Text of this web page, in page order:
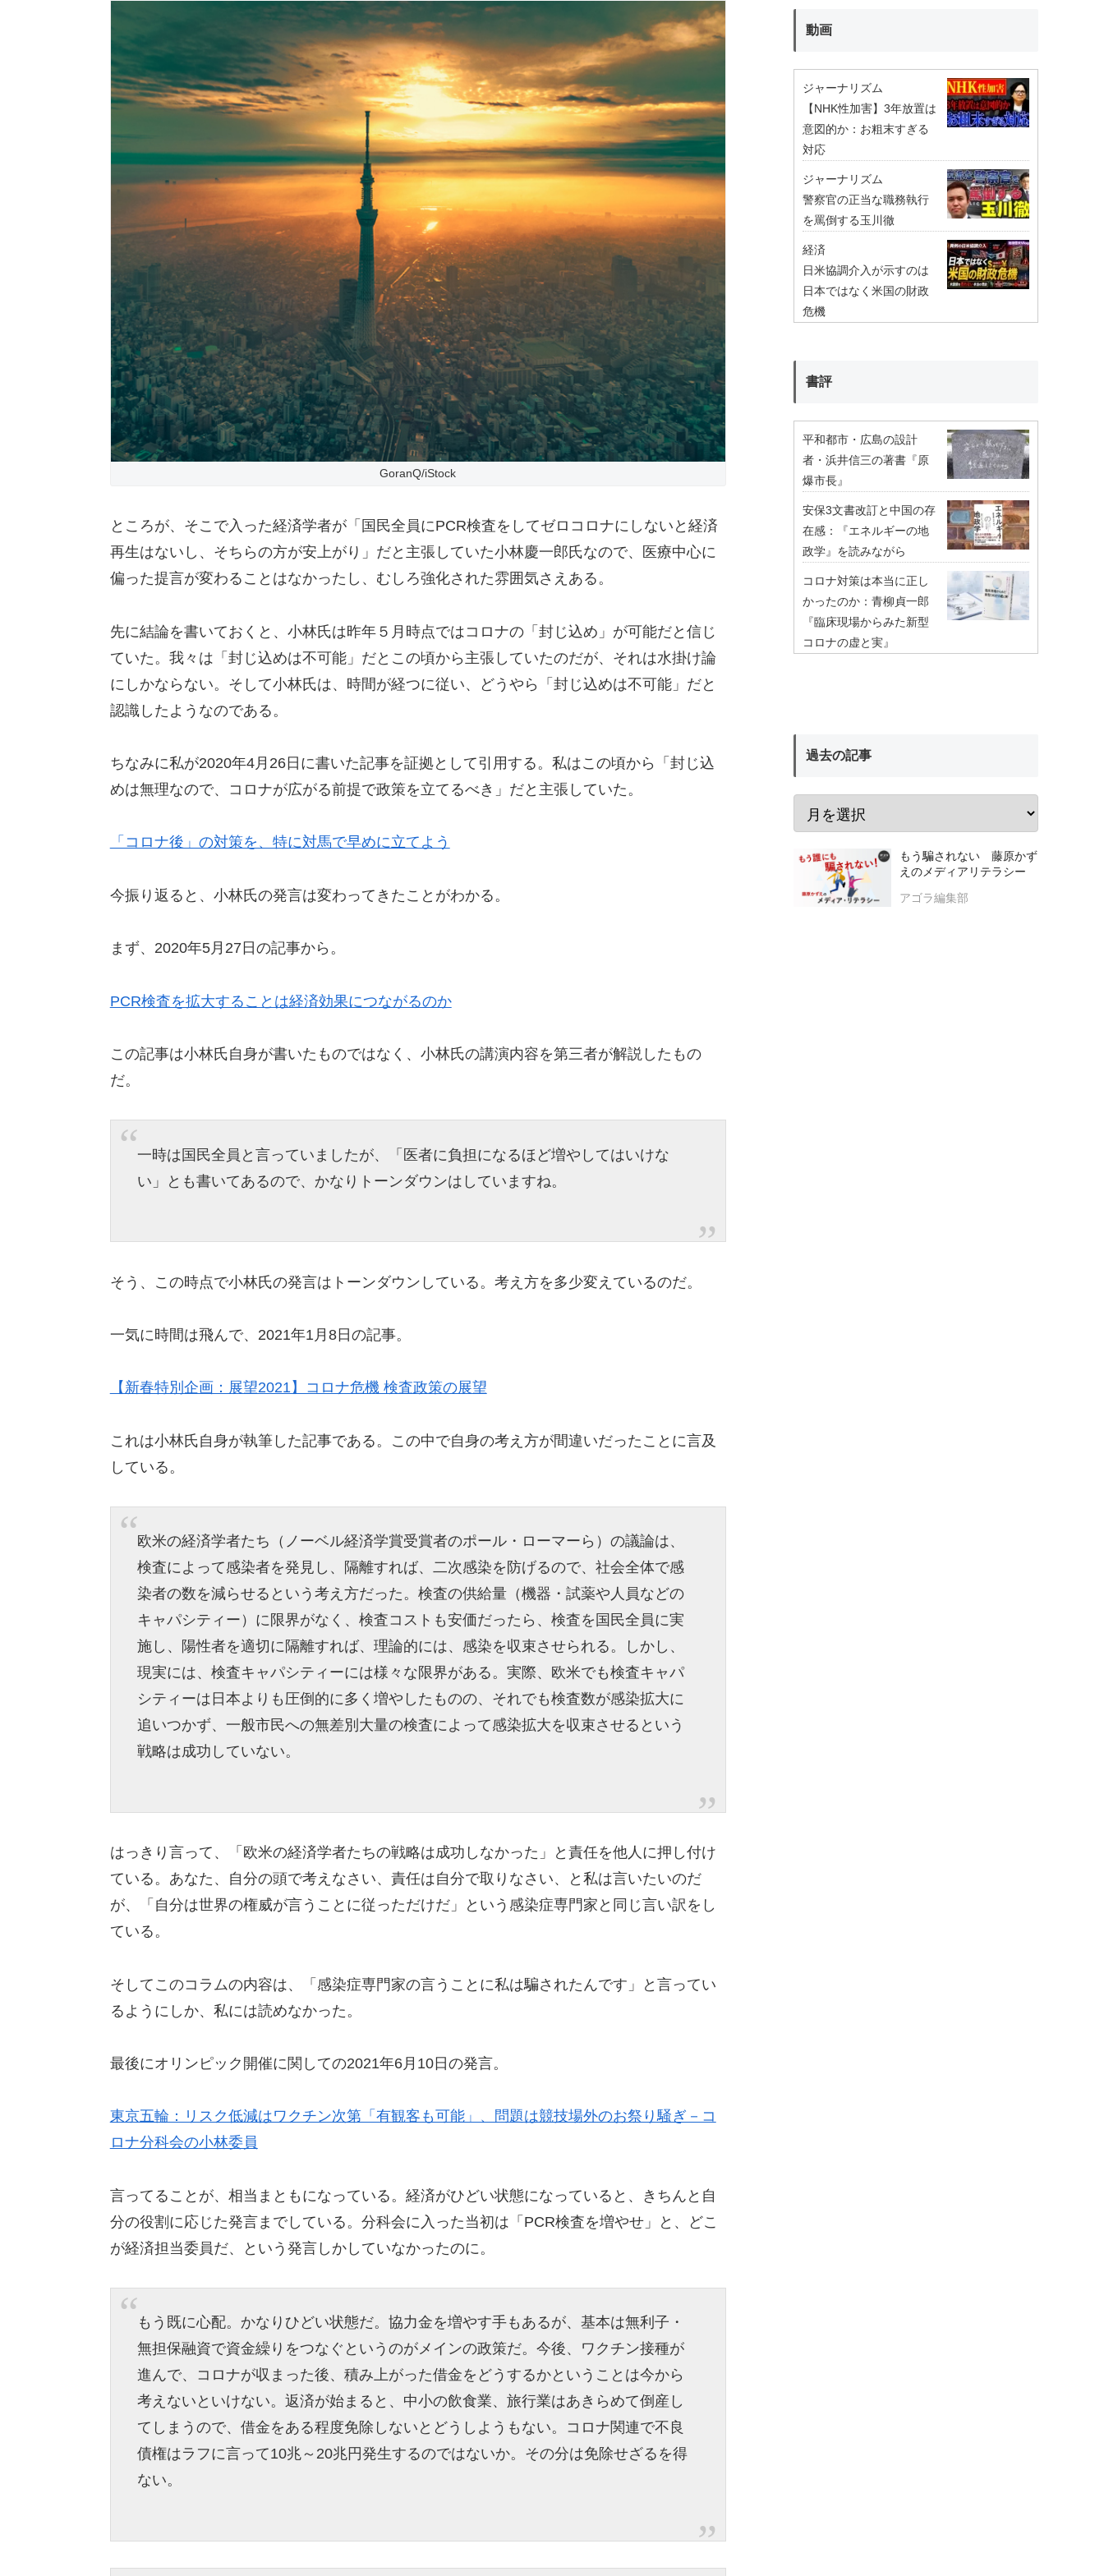
GoranQ/iStock
ところが、そこで入った経済学者が「国民全員にPCR検査をしてゼロコロナにしないと経済
再生はないし、そちらの方が安上がり」だと主張していた小林慶一郎氏なので、医療中心に
偏った提言が変わることはなかったし、むしろ強化された雰囲気さえある。
先に結論を書いておくと、小林氏は昨年５月時点ではコロナの「封じ込め」が可能だと信じ
ていた。我々は「封じ込めは不可能」だとこの頃から主張していたのだが、それは水掛け論
にしかならない。そして小林氏は、時間が経つに従い、どうやら「封じ込めは不可能」だと
認識したようなのである。
ちなみに私が2020年4月26日に書いた記事を証拠として引用する。私はこの頃から「封じ込
めは無理なので、コロナが広がる前提で政策を立てるべき」だと主張していた。
「コロナ後」の対策を、特に対馬で早めに立てよう
今振り返ると、小林氏の発言は変わってきたことがわかる。
まず、2020年5月27日の記事から。
PCR検査を拡大することは経済効果につながるのか
この記事は小林氏自身が書いたものではなく、小林氏の講演内容を第三者が解説したもの
だ。
一時は国民全員と言っていましたが、「医者に負担になるほど増やしてはいけな
い」とも書いてあるので、かなりトーンダウンはしていますね。
そう、この時点で小林氏の発言はトーンダウンしている。考え方を多少変えているのだ。
一気に時間は飛んで、2021年1月8日の記事。
【新春特別企画：展望2021】コロナ危機 検査政策の展望
これは小林氏自身が執筆した記事である。この中で自身の考え方が間違いだったことに言及
している。
欧米の経済学者たち（ノーベル経済学賞受賞者のポール・ローマーら）の議論は、
検査によって感染者を発見し、隔離すれば、二次感染を防げるので、社会全体で感
染者の数を減らせるという考え方だった。検査の供給量（機器・試薬や人員などの
キャパシティー）に限界がなく、検査コストも安価だったら、検査を国民全員に実
施し、陽性者を適切に隔離すれば、理論的には、感染を収束させられる。しかし、
現実には、検査キャパシティーには様々な限界がある。実際、欧米でも検査キャパ
シティーは日本よりも圧倒的に多く増やしたものの、それでも検査数が感染拡大に
追いつかず、一般市民への無差別大量の検査によって感染拡大を収束させるという
戦略は成功していない。
はっきり言って、「欧米の経済学者たちの戦略は成功しなかった」と責任を他人に押し付け
ている。あなた、自分の頭で考えなさい、責任は自分で取りなさい、と私は言いたいのだ
が、「自分は世界の権威が言うことに従っただけだ」という感染症専門家と同じ言い訳をし
ている。
そしてこのコラムの内容は、「感染症専門家の言うことに私は騙されたんです」と言ってい
るようにしか、私には読めなかった。
最後にオリンピック開催に関しての2021年6月10日の発言。
東京五輪：リスク低減はワクチン次第「有観客も可能」、問題は競技場外のお祭り騒ぎ－コ
ロナ分科会の小林委員
言ってることが、相当まともになっている。経済がひどい状態になっていると、きちんと自
分の役割に応じた発言までしている。分科会に入った当初は「PCR検査を増やせ」と、どこ
が経済担当委員だ、という発言しかしていなかったのに。
もう既に心配。かなりひどい状態だ。協力金を増やす手もあるが、基本は無利子・
無担保融資で資金繰りをつなぐというのがメインの政策だ。今後、ワクチン接種が
進んで、コロナが収まった後、積み上がった借金をどうするかということは今から
考えないといけない。返済が始まると、中小の飲食業、旅行業はあきらめて倒産し
てしまうので、借金をある程度免除しないとどうしようもない。コロナ関連で不良
債権はラフに言って10兆～20兆円発生するのではないか。その分は免除せざるを得
ない。
動画
ジャーナリズム
【NHK性加害】3年放置は
意図的か：お粗末すぎる
対応
ジャーナリズム
警察官の正当な職務執行
を罵倒する玉川徹
経済
日米協調介入が示すのは
日本ではなく米国の財政
危機
書評
平和都市・広島の設計
者・浜井信三の著書『原
爆市長』
安保3文書改訂と中国の存
在感：『エネルギーの地
政学』を読みながら
コロナ対策は本当に正し
かったのか：青柳貞一郎
『臨床現場からみた新型
コロナの虚と実』
過去の記事
もう騙されない 藤原かず
えのメディアリテラシー
アゴラ編集部